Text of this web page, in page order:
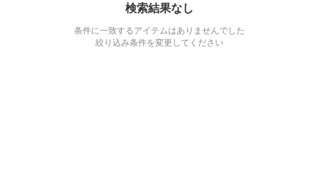
検索結果なし
条件に一致するアイテムはありませんでした
絞り込み条件を変更してください